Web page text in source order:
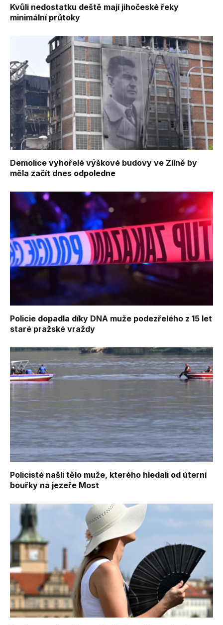
Kvůli nedostatku deště mají jihočeské řeky
minimální průtoky
Demolice vyhořelé výškové budovy ve Zlíně by
měla začít dnes odpoledne
Policie dopadla díky DNA muže podezřelého z 15 let
staré pražské vraždy
Policisté našli tělo muže, kterého hledali od úterní
bouřky na jezeře Most